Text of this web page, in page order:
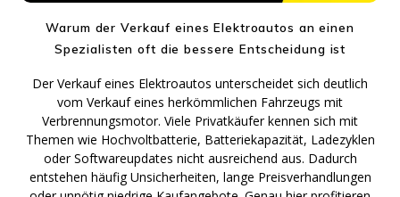
Warum der Verkauf eines Elektroautos an einen
Spezialisten oft die bessere Entscheidung ist
Der Verkauf eines Elektroautos unterscheidet sich deutlich
vom Verkauf eines herkömmlichen Fahrzeugs mit
Verbrennungsmotor. Viele Privatkäufer kennen sich mit
Themen wie Hochvoltbatterie, Batteriekapazität, Ladezyklen
oder Softwareupdates nicht ausreichend aus. Dadurch
entstehen häufig Unsicherheiten, lange Preisverhandlungen